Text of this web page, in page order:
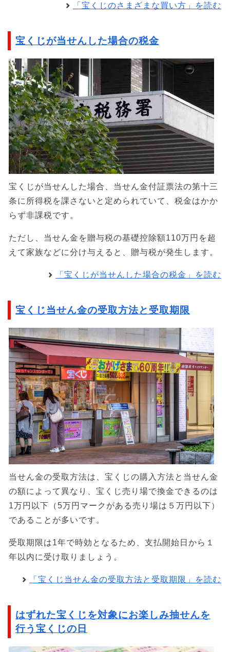
「宝くじのさまざまな買い方」を読む
宝くじが当せんした場合の税金
宝くじが当せんした場合、当せん金付証票法の第十三
条に所得税を課さないと定められていて、税金はかか
らず非課税です。
ただし、当せん金を贈与税の基礎控除額110万円を超
えて家族などに分け与えると、贈与税が発生します。
「宝くじが当せんした場合の税金」を読む
宝くじ当せん金の受取方法と受取期限
当せん金の受取方法は、宝くじの購入方法と当せん金
の額によって異なり、宝くじ売り場で換金できるのは
1万円以下（5万円マークがある売り場は５万円以下）
であることが多いです。
受取期限は1年で時効となるため、支払開始日から１
年以内に受け取りましょう。
「宝くじ当せん金の受取方法と受取期限」を読む
はずれた宝くじを対象にお楽しみ抽せんを
行う宝くじの日